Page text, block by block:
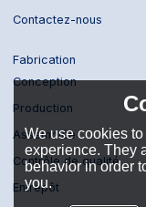
Contactez-nous
Fabrication
Conception
Production
Assemblée
Contrôle de qualité
Entrepôt
We use cookies
experience. They
behavior in order
you.